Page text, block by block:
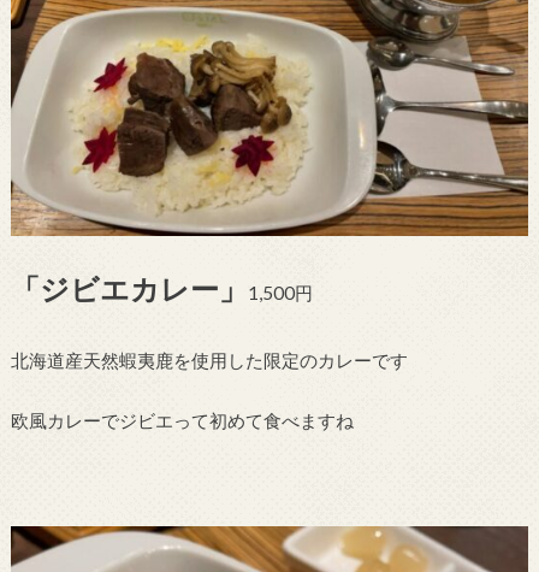
「ジビエカレー」 1,500円
北海道産天然蝦夷鹿を使用した限定のカレーです
欧風カレーでジビエって初めて食べますね